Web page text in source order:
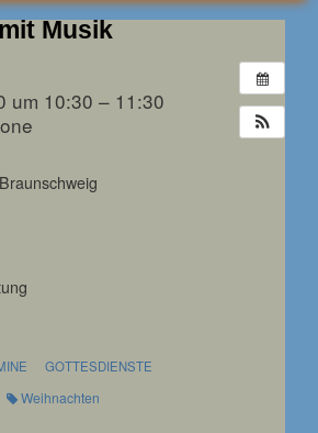
Musik
um 10:30 – 11:30
GOTTESDIENSTE
Weihnachten